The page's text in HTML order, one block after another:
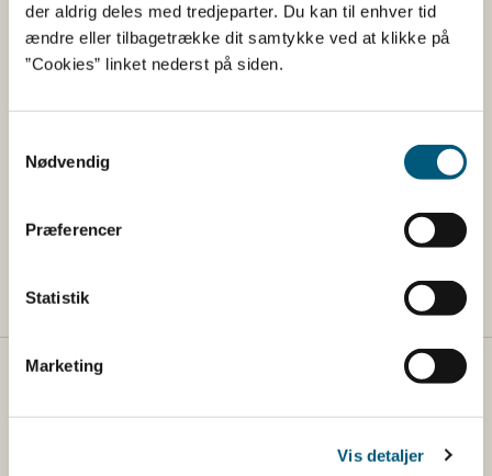
der aldrig deles med tredjeparter. Du kan til enhver tid
ændre eller tilbagetrække dit samtykke ved at klikke på
”Cookies” linket nederst på siden.
Nødvendig
Præferencer
Statistik
Marketing
Vis detaljer
Fødevarestyrelsen fortsætter med at kontrollere om
reglerne stadig bliver overholdt. I forbrugernes og
folkesundhedens tjeneste.
Yderligere oplysninger
pressetelefon på 2284 4834.
Erhvervsministeriet. Styrelsen arbejder med hele